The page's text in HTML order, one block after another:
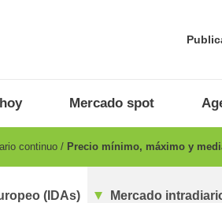
Mercado spot
continuo Precio mínimo, máximo y
(IDAs) Mercado